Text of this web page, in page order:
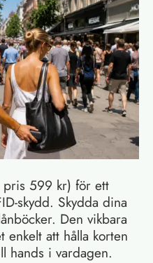
599 kr) för ett
skydd. Skydda dina
Den vikbara
att hålla korten
hands i vardagen.